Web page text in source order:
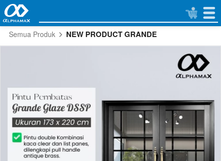
Semua Produk NEW PRODUCT GRANDE